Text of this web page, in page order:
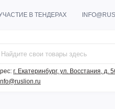
В ТЕНДЕРАХ
г. Екатеринбург, ул. Восстания, д.